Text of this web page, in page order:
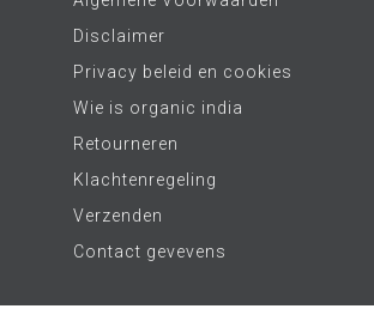
Disclaimer
Privacy beleid en cookies
Wie is organic india
Retourneren
Klachtenregeling
Verzenden
Contact gevevens